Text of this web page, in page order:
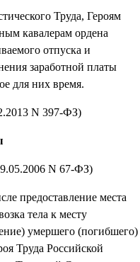
Труда, Героям
кавалерам ордена
отпуска и
заработной платы
для них время.
N 397-ФЗ)
N 67-ФЗ)
предоставление места
тела к месту
умершего (погибшего)
Труда Российской